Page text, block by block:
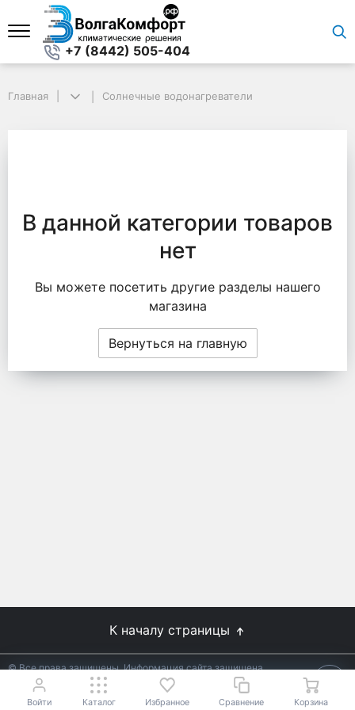
+7 (8442) 505-404
Главная Солнечные водонагреватели
В данной категории товаров
нет
Вы можете посетить другие разделы нашего
магазина
Вернуться на главную
К началу страницы
© Все права защищены. Информация сайта защищена
законом об авторских правах.
Разработано в
АЛЬФА Системс
Войти Каталог Избранное Сравнение Корзина